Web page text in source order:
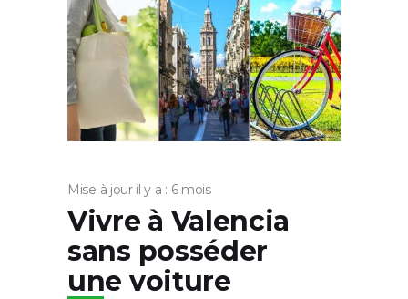
Mise à jour il y a : 6 mois
Vivre à Valencia
sans posséder
une voiture